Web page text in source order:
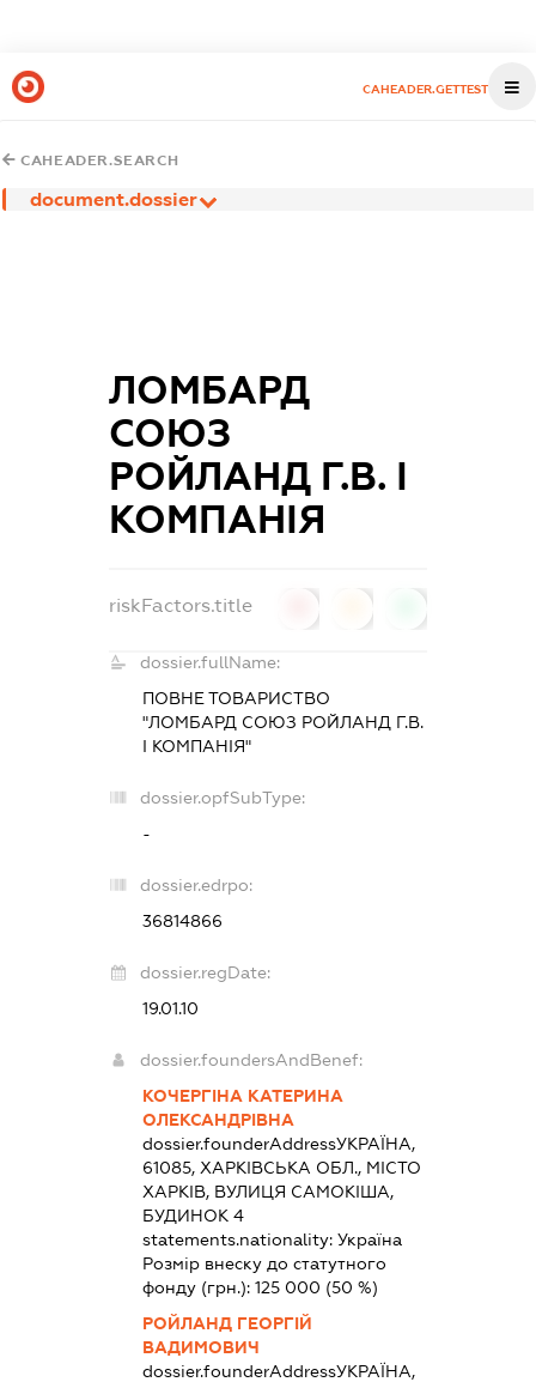
CAHEADER.GETTEST
CAHEADER.SEARCH
document.dossier
ЛОМБАРД
СОЮЗ
РОЙЛАНД Г.В. І
КОМПАНІЯ
riskFactors.title
dossier.fullName:
ПОВНЕ ТОВАРИСТВО
"ЛОМБАРД СОЮЗ РОЙЛАНД Г.В.
І КОМПАНІЯ"
dossier.opfSubType:
-
dossier.edrpo:
36814866
dossier.regDate:
19.01.10
dossier.foundersAndBenef:
КОЧЕРГІНА КАТЕРИНА
ОЛЕКСАНДРІВНА
dossier.founderAddressУКРАЇНА,
61085, ХАРКІВСЬКА ОБЛ., МІСТО
ХАРКІВ, ВУЛИЦЯ САМОКІША,
БУДИНОК 4
statements.nationality: Україна
Розмір внеску до статутного
фонду (грн.): 125 000 (50 %)
РОЙЛАНД ГЕОРГІЙ
ВАДИМОВИЧ
dossier.founderAddressУКРАЇНА,